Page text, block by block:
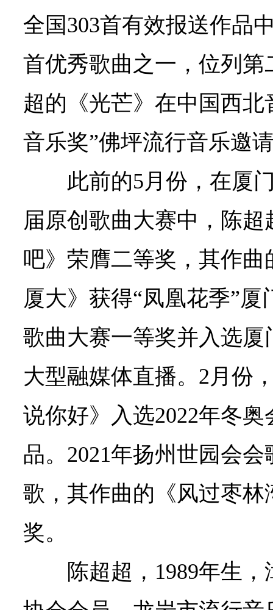
全国303首有效报送作品
首优秀歌曲之一，位列第
超的《光芒》在中国西北
音乐奖”佛坪流行音乐邀
此前的5月份，在厦
届原创歌曲大赛中，陈
吧》荣膺二等奖，其作
厦大》获得“凤凰花季”
歌曲大赛一等奖并入选厦
大型融媒体直播。2月份
说你好》入选2022年冬
品。2021年扬州世园会
歌，其作曲的《风过枣
奖。
陈超超，1989年生